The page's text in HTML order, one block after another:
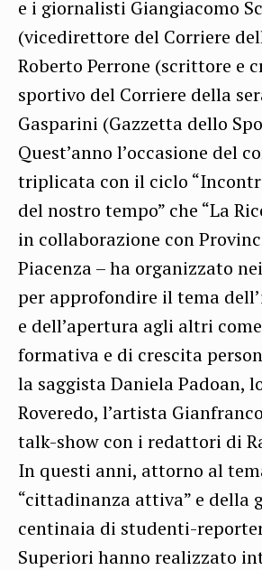
e i giornalisti Giangiacomo
(vicedirettore del Corriere
Roberto Perrone (scrittore e
sportivo del Corriere della
Gasparini (Gazzetta dello
Quest’anno l’occasione del
triplicata con il ciclo
del nostro tempo” che “La
in collaborazione con
Piacenza – ha organizzato
per approfondire il tema
e dell’apertura agli altri
formativa e di crescita
la saggista Daniela Padoan,
Roveredo, l’artista
talk-show con i redattori di
In questi anni, attorno al
“cittadinanza attiva” e della
centinaia di studenti-
Superiori hanno realizzato